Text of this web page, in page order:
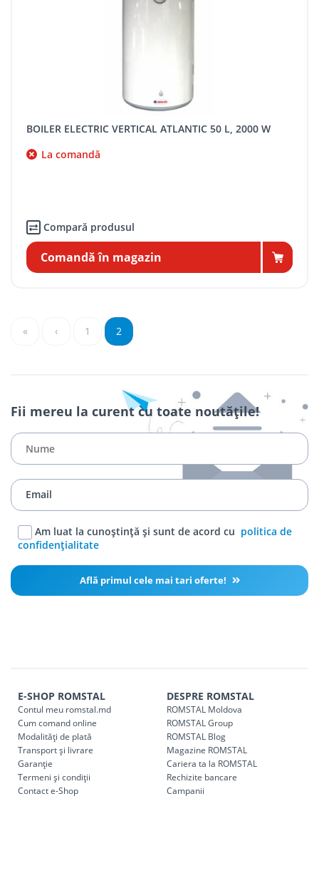
BOILER ELECTRIC VERTICAL ATLANTIC 50 L, 2000 W
La comandă
Compară produsul
Comandă în magazin
« ‹ 1 2
Fii mereu la curent cu toate noutățile!
Am luat la cunoștință și sunt de acord cu politica de
confidențialitate
Află primul cele mai tari oferte!
E-SHOP ROMSTAL
Contul meu romstal.md
Cum comand online
Modalități de plată
Transport și livrare
Garanție
Termeni și condiții
Contact e-Shop
DESPRE ROMSTAL
ROMSTAL Moldova
ROMSTAL Group
ROMSTAL Blog
Magazine ROMSTAL
Cariera ta la ROMSTAL
Rechizite bancare
Campanii